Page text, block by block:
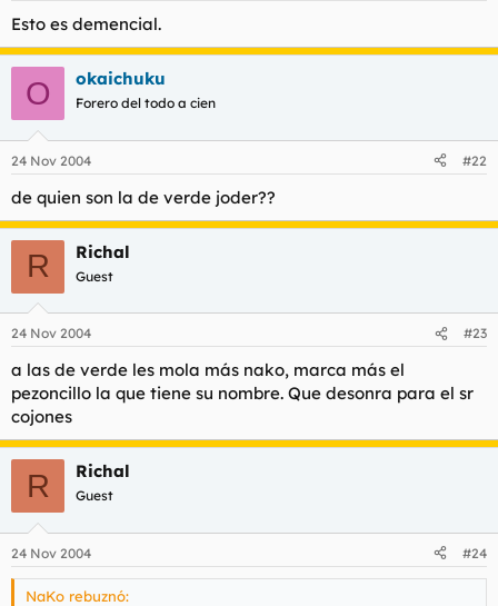
Esto es demencial.
O okaichuku
Forero del todo a cien
24 Nov 2004 #22
de quien son la de verde joder??
R Richal
Guest
24 Nov 2004 #23
a las de verde les mola más nako, marca más el
pezoncillo la que tiene su nombre. Que desonra para el sr
cojones
R Richal
Guest
24 Nov 2004 #24
NaKo rebuznó: